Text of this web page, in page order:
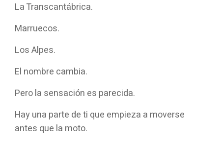
La Transcantábrica.
Marruecos.
Los Alpes.
El nombre cambia.
Pero la sensación es parecida.
Hay una parte de ti que empieza a moverse
antes que la moto.